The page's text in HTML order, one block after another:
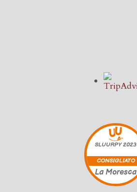
SLUURPY2023
CONSIGLIATO
La Moresca